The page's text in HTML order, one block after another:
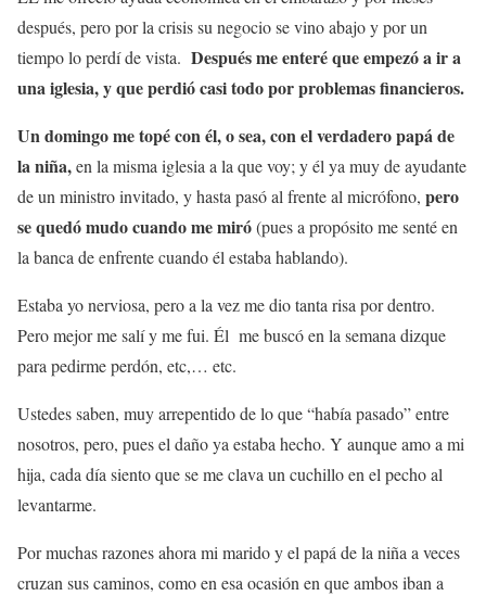
después, pero por la crisis su negocio se vino abajo y por un
tiempo lo perdí de vista. Después me enteré que empezó a ir a
una iglesia, y que perdió casi todo por problemas financieros.
Un domingo me topé con él, o sea, con el verdadero papá de
la niña,en la misma iglesia a la que voy; y él ya muy de ayudante
de un ministro invitado, y hasta pasó al frente al micrófono, pero
se quedó mudo cuando me miró(pues a propósito me senté en
la banca de enfrente cuando él estaba hablando).
Estaba yo nerviosa, pero a la vez me dio tanta risa por dentro.
Pero mejor me salí y me fui. Él me buscó en la semana dizque
para pedirme perdón, etc,… etc.
Ustedes saben, muy arrepentido de lo que “había pasado” entre
nosotros, pero, pues el daño ya estaba hecho. Y aunque amo a mi
hija, cada día siento que se me clava un cuchillo en el pecho al
levantarme.
Por muchas razones ahora mi marido y el papá de la niña a veces
cruzan sus caminos, como en esa ocasión en que ambos iban a